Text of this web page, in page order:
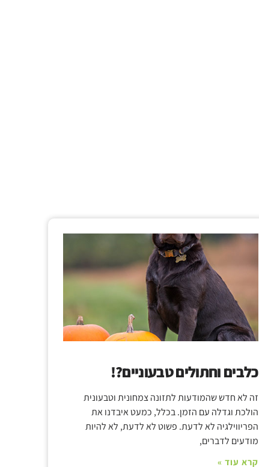
כלבים וחתולים טבעוניים?!
זה לא חדש שהמודעות לתזונה צמחונית וטבעונית
הולכת וגדלה עם הזמן. בכלל, כמעט איבדנו את
הפריווילגיה לא לדעת. פשוט לא לדעת, לא להיות
מודעים לדברים,
קרא עוד »